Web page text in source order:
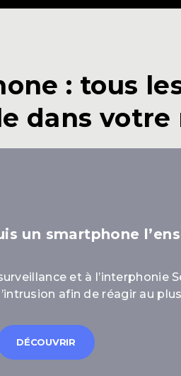
: tous
dans votre
un smartphone
et à l’interphonie
afin de réagir au
DÉCOUVRIR